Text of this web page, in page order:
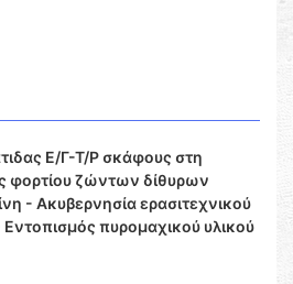
Ε/Γ-Τ/Ρ σκάφους στη
φορτίου ζώντων δίθυρων
- Ακυβερνησία ερασιτεχνικού
πυρομαχικού υλικού